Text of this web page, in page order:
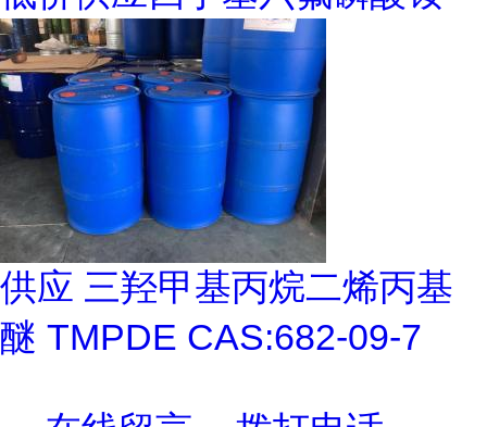
供应 三羟甲基丙烷二烯丙基
醚 TMPDE CAS:682-09-7